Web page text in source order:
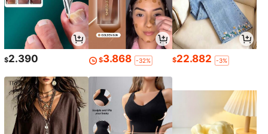
$2.390 $3.868 -32% $22.882 -3%